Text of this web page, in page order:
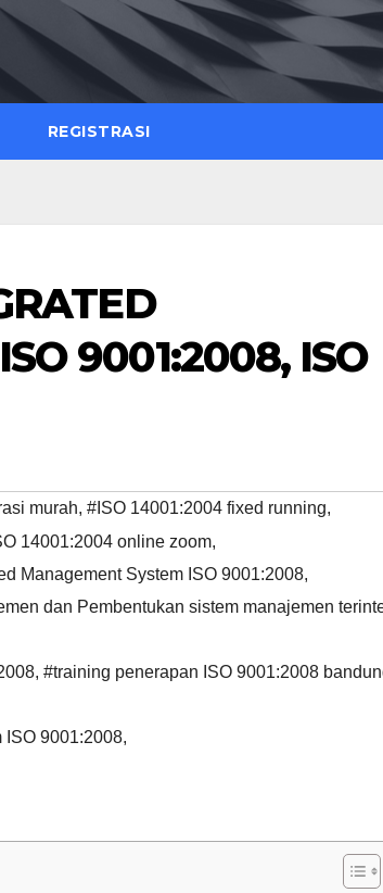
REGISTRASI
9001:2008, ISO
murah, #ISO 14001:2004 fixed running,
14001:2004 online zoom,
Management System ISO 9001:2008,
dan Pembentukan sistem manajemen
, #training penerapan ISO 9001:2008
ISO 9001:2008,